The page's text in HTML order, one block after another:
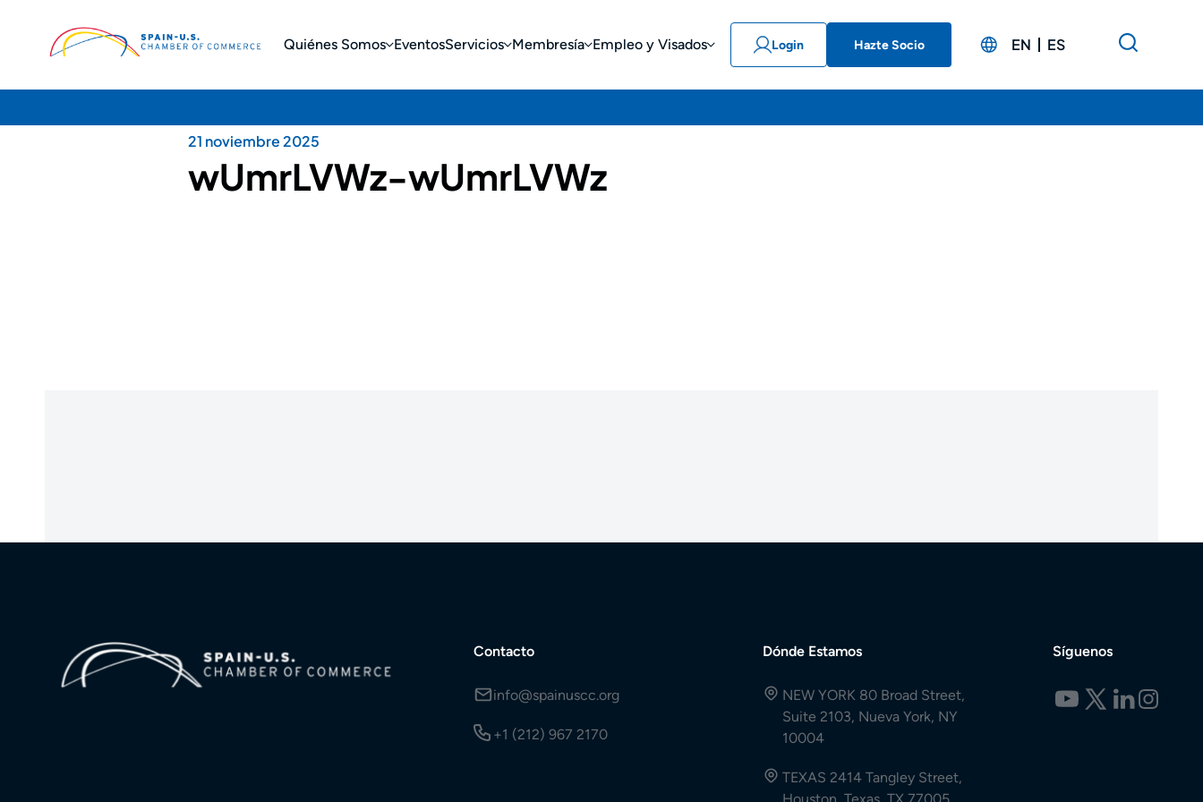
Quiénes Somos EventosServicios Membresía Empleo y Visados Login Hazte Socio EN ES
21 noviembre 2025
wUmrLVWz-wUmrLVWz
Contacto
info@spainuscc.org
+1 (212) 967 2170
Dónde Estamos
NEW YORK 80 Broad Street,
Suite 2103, Nueva York, NY
10004
TEXAS 2414 Tangley Street,
Síguenos